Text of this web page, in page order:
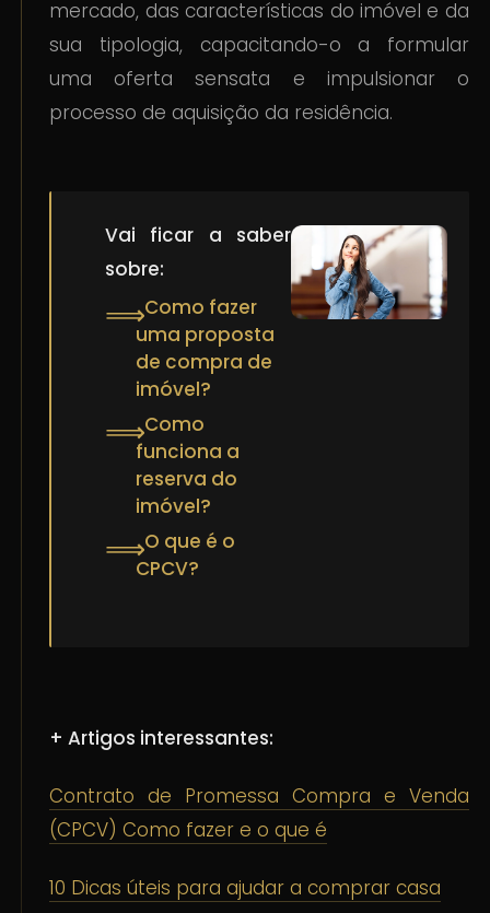
mercado, das características do imóvel e da
sua tipologia, capacitando-o a formular
uma oferta sensata e impulsionar o
processo de aquisição da residência.
Vai ficar a saber
sobre:
⟹Como fazer
uma proposta
de compra de
imóvel?
⟹Como
funciona a
reserva do
imóvel?
⟹O que é o
CPCV?
+ Artigos interessantes:
Contrato de Promessa Compra e Venda
(CPCV) Como fazer e o que é
10 Dicas úteis para ajudar a comprar casa